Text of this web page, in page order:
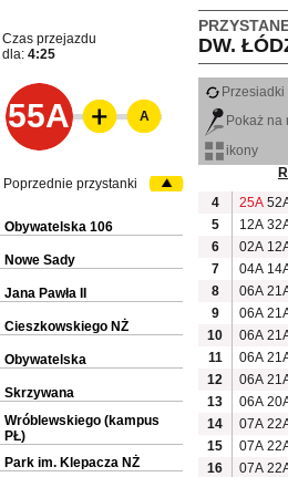
DW.
Czas przejazdu
dla: 4:25
55A
Przesiadki
Pokaż na
ikony
4
25A
5
12A
6
02A
7
04A
8
06A
9
06A
10
06A
11
06A
12
06A
13
06A
14
07A
15
07A
16
07A
A
Poprzednie przystanki
Obywatelska 106
Nowe Sady
Jana Pawła II
Cieszkowskiego NŻ
Obywatelska
Skrzywana
Wróblewskiego (kampus
PŁ)
Park im. Klepacza NŻ